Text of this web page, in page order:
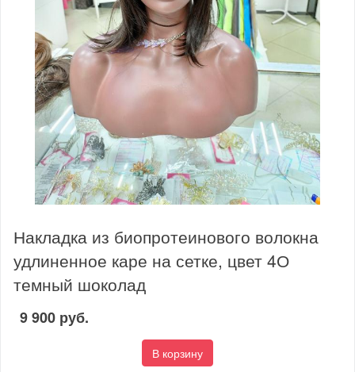
Накладка из биопротеинового волокна
удлиненное каре на сетке, цвет 4О
темный шоколад
9 900 руб.
В корзину